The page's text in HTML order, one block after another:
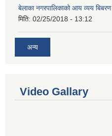
बेलाका नगरपालिकाको आय व्यय बिबरण
मिति: 02/25/2018 - 13:12
अन्य
Video Gallary